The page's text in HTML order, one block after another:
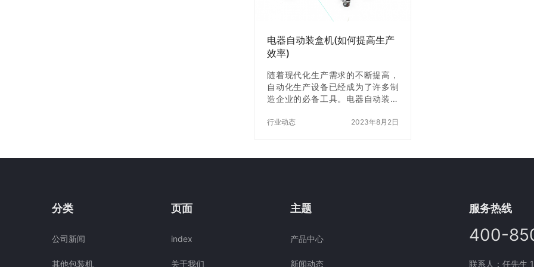
腐蚀性。然而，长时间的使用会导
致导向轮磨损，这将导致袋子无法
电器自动装盒机(如何提高生产
效率)
随着现代化生产需求的不断提高，
自动化生产设备已经成为了许多制
造企业的必备工具。电器自动装盒
内完成大量的装盒工作，提高生产
为您详细介绍。 一、电器自动装盒
通过传送带将电器产品送到装盒区
等工作。 二、如何提高电器自动装
行业动态 2023年8月2日
分类
公司新闻
其他包装机
页面
index
关于我们
主题
产品中心
新闻动态
服务热线
400-
联系人：任先生